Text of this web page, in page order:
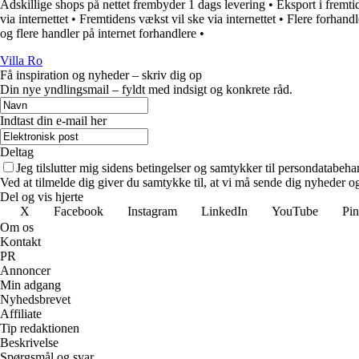
Adskillige shops på nettet frembyder 1 dags levering • Eksport i
via internettet • Fremtidens vækst vil ske via internettet • Flere
og flere handler på internet forhandlere •
Villa Ro
Få inspiration og nyheder – skriv dig op
Din nye yndlingsmail – fyldt med indsigt og konkrete råd.
Indtast din e-mail her
Deltag
Jeg tilslutter mig sidens betingelser og samtykker til
Ved at tilmelde dig giver du samtykke til, at vi må sende dig nyheder
Del og vis hjerte
X
Facebook Instagram LinkedIn YouTube
Om os
Kontakt
PR
Annoncer
Min adgang
Nyhedsbrevet
Affiliate
Tip redaktionen
Beskrivelse